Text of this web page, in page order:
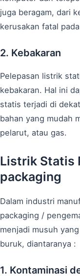
juga beragam, dari
kerusakan fatal
2. Kebakaran
Pelepasan listrik
kebakaran. Hal ini
statis terjadi di
bahan yang mudah
pelarut, atau gas.
Listrik Statis
packaging
Dalam industri
packaging /
menjadi musuh
buruk, diantaranya :
1. Kontaminasi